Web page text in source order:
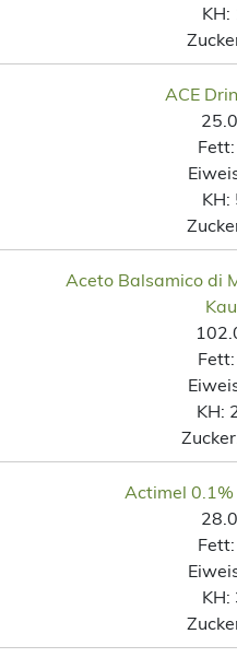
KH:
ACE
Fett:
KH:
Aceto Balsamico di
Fett:
KH:
Actimel 0.1%
Fett:
KH: